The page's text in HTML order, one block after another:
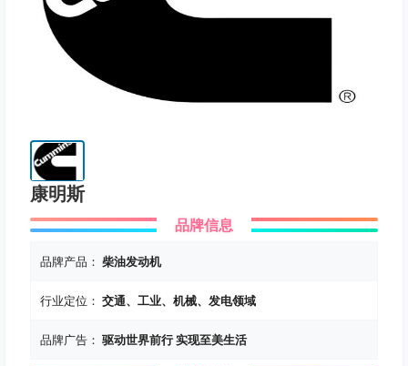
康明斯
品牌信息
品牌产品： 柴油发动机
行业定位： 交通、工业、机械、发电领域
品牌广告： 驱动世界前行 实现至美生活